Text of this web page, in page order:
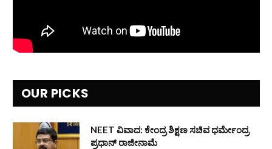
OUR PICKS
NEET ವಿವಾದ: ಕೇಂದ್ರ ಶಿಕ್ಷಣ ಸಚಿವ ಧರ್ಮೇಂದ್ರ
ಪ್ರಧಾನ್ ರಾಜೀನಾಮೆ